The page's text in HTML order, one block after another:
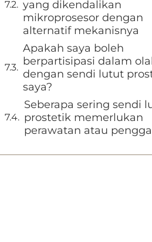
yang dikendalikan
mikroprosesor dengan
alternatif mekanisnya
Apakah saya boleh
berpartisipasi dalam
dengan sendi lutut
saya?
Seberapa sering sendi
prostetik memerlukan
perawatan atau